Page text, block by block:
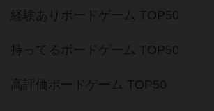
経験ありボードゲーム TOP50
持ってるボードゲーム TOP50
高評価ボードゲーム TOP50